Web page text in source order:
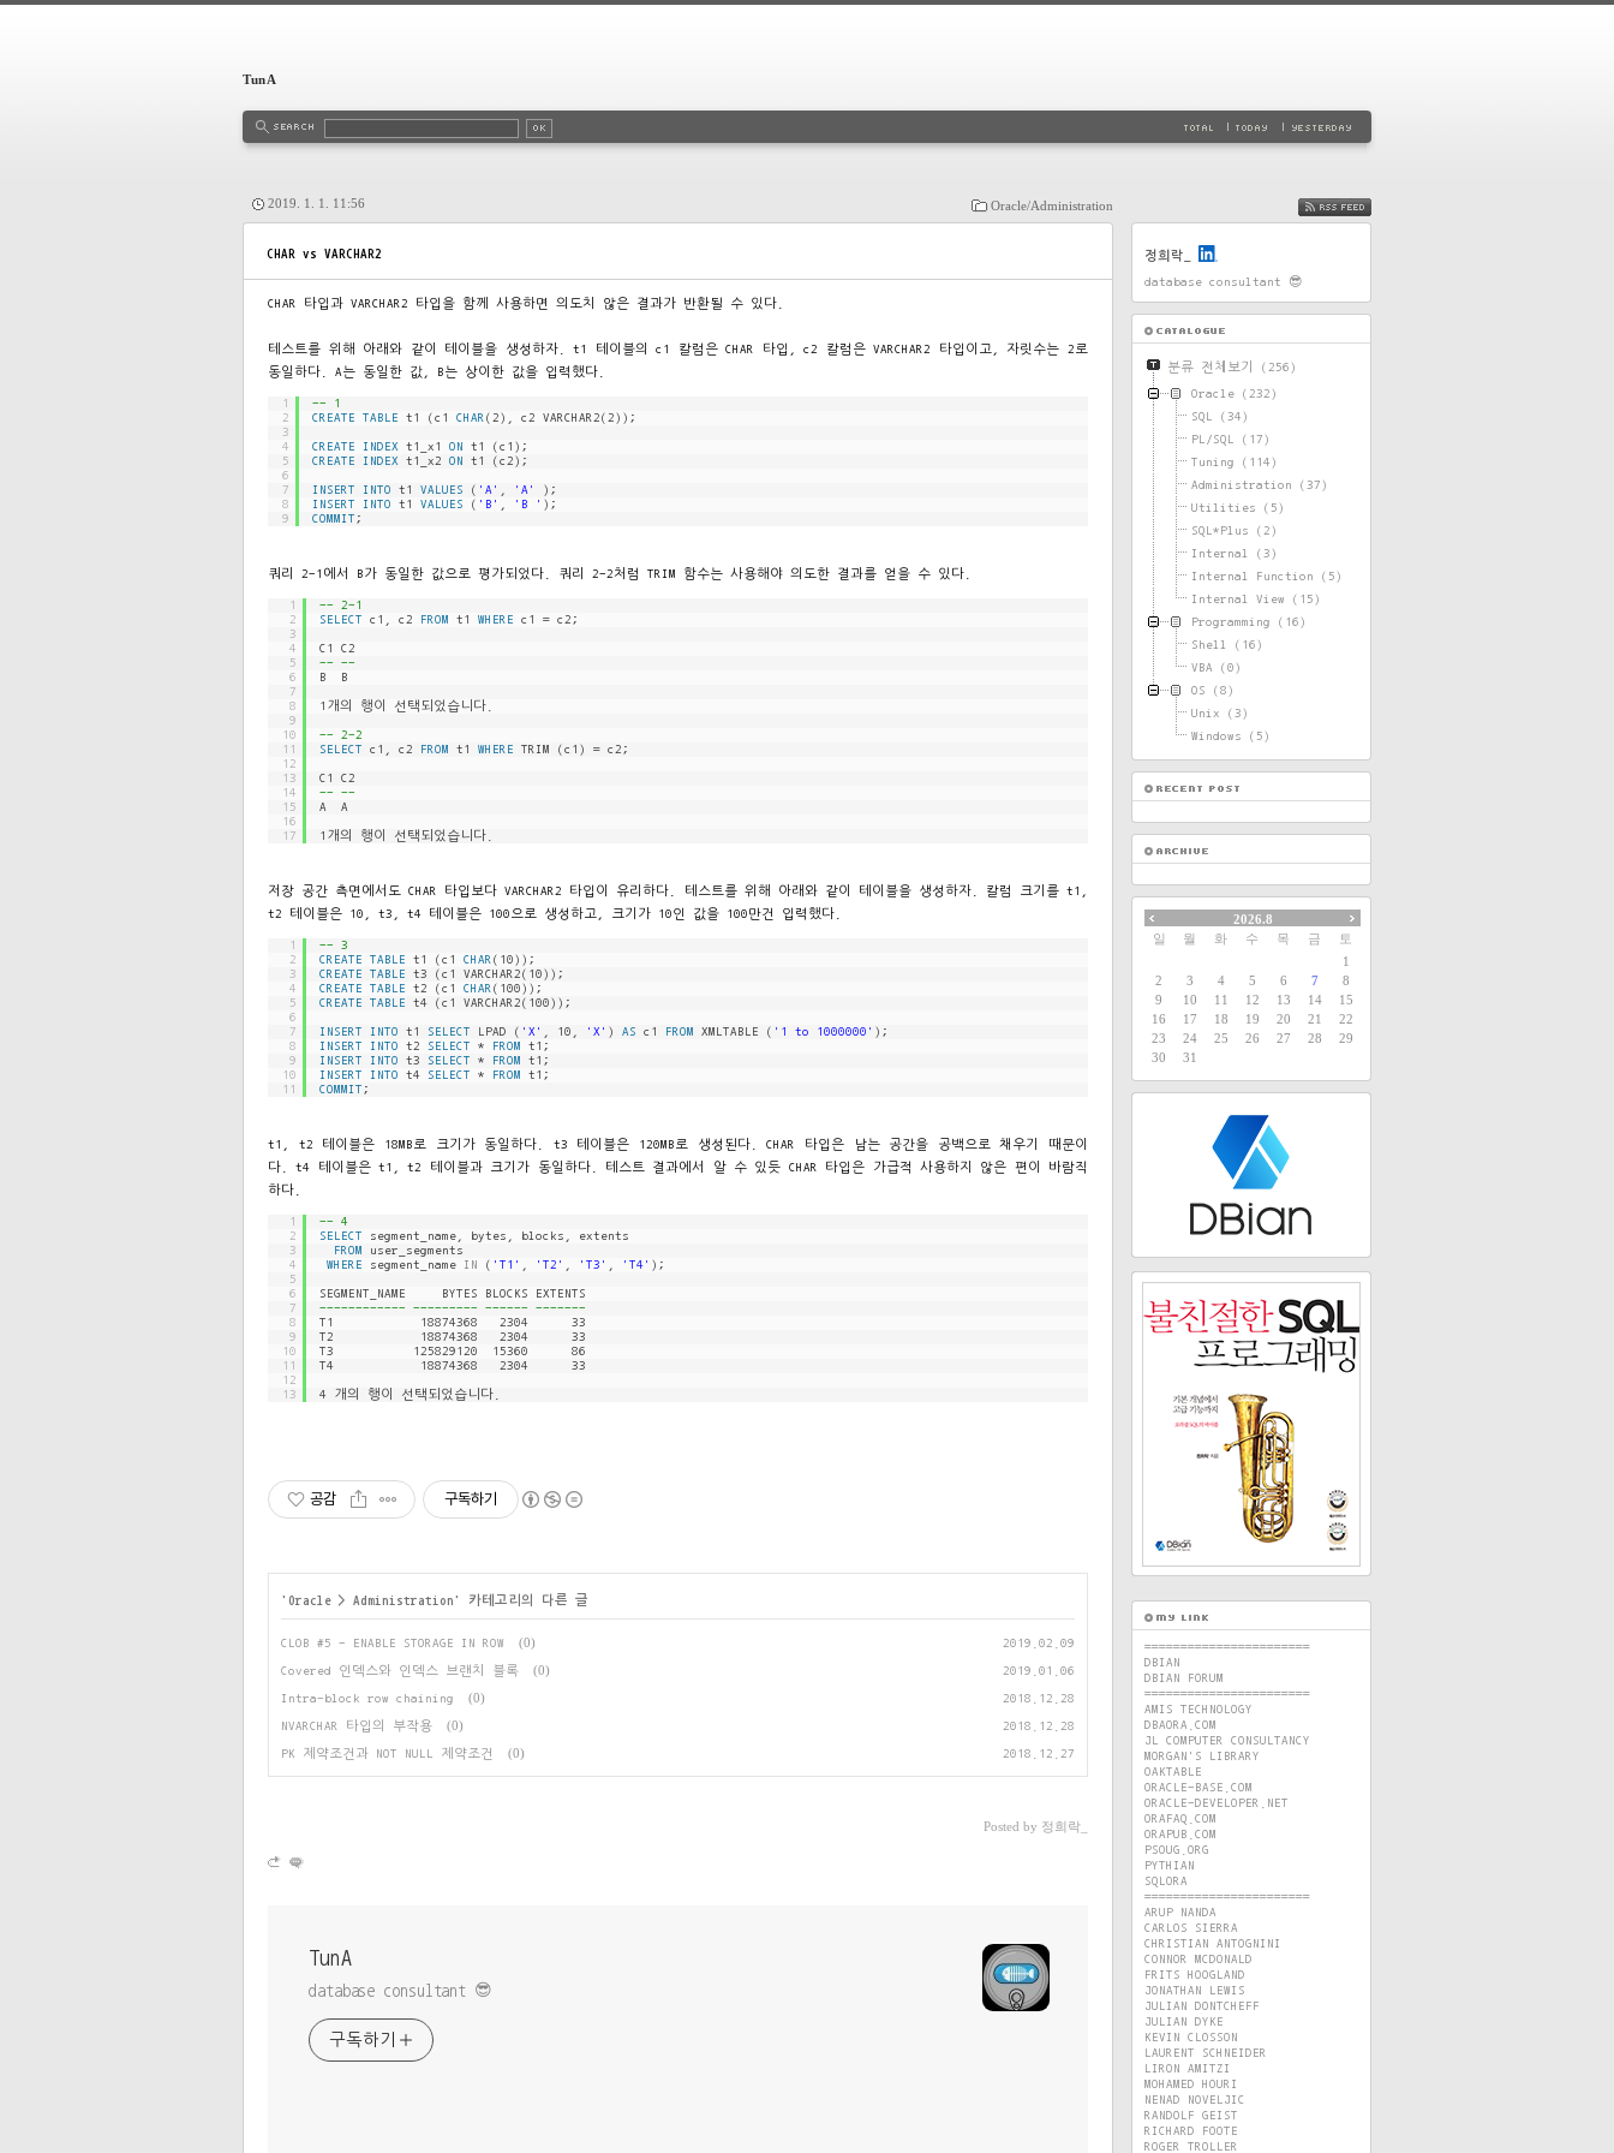
TunA
Oracle/Administration
2019. 1. 1. 11:56
CHAR vs VARCHAR2
CHAR 타입과 VARCHAR2 타입을 함께 사용하면 의도치 않은 결과가 반환될 수 있다.
테스트를 위해 아래와 같이 테이블을 생성하자. t1 테이블의 c1 칼럼은 CHAR 타입, c2 칼럼은 VARCHAR2 타입이고, 자릿수는 2로
동일하다. A는 동일한 값, B는 상이한 값을 입력했다.
1
2
3
4
5
6
7
8
9
-- 1
CREATE
TABLE t1 (c1 CHAR (2), c2 VARCHAR2(2));
CREATE INDEX t1_x1 ON
t1 (c1);
CREATE
INDEX t1_x2 ON t1 (c2);
INSERT INTO t1 VALUES ( 'A' 'A'
);
INSERT
INTO t1 VALUES ( 'B' 'B ' );
COMMIT ;
쿼리 2-1에서 B가 동일한 값으로 평가되었다. 쿼리 2-2처럼 TRIM 함수는 사용해야 의도한 결과를 얻을 수 있다.
1
2
3
4
5
6
7
8
9
10
11
12
13
14
15
16
17
-- 2-1
SELECT
c1, c2 FROM t1 WHERE c1 = c2;
C1 C2
-- --
B  B
1개의 행이 선택되었습니다.
-- 2-2
SELECT
c1, c2 FROM t1 WHERE TRIM (c1) = c2;
C1 C2
-- --
A  A
1개의 행이 선택되었습니다.
저장 공간 측면에서도 CHAR 타입보다 VARCHAR2 타입이 유리하다. 테스트를 위해 아래와 같이 테이블을 생성하자. 칼럼 크기를 t1,
t2 테이블은 10, t3, t4 테이블은 100으로 생성하고, 크기가 10인 값을 100만건 입력했다.
1
2
3
4
5
6
7
8
9
10
11
-- 3
CREATE
TABLE t1 (c1 CHAR (10));
CREATE
TABLE
t3 (c1 VARCHAR2(10));
CREATE
TABLE t2 (c1 CHAR (100));
CREATE
TABLE t4 (c1 VARCHAR2(100));
INSERT INTO t1 SELECT LPAD ( 'X' , 10, 'X' ) AS c1 FROM XMLTABLE ( '1 to 1000000' );
INSERT
INTO t2 SELECT * FROM
t1;
INSERT
INTO t3 SELECT * FROM
t1;
INSERT
INTO t4 SELECT * FROM
t1;
COMMIT ;
t1, t2 테이블은 18MB로 크기가 동일하다. t3 테이블은 120MB로 생성된다. CHAR 타입은 남는 공간을 공백으로 채우기 때문이
다. t4 테이블은 t1, t2 테이블과 크기가 동일하다. 테스트 결과에서 알 수 있듯 CHAR 타입은 가급적 사용하지 않은 편이 바람직
하다.
1
2
3
4
5
6
7
8
9
10
11
12
13
-- 4
SELECT
segment_name, bytes, blocks, extents
FROM
user_segments
WHERE
segment_name IN ( 'T1' 'T2' 'T3' 'T4' );
SEGMENT_NAME     BYTES BLOCKS EXTENTS
------------ --------- ------ -------
T1            18874368   2304      33
T2            18874368   2304      33
T3           125829120  15360      86
T4            18874368   2304      33
4 개의 행이 선택되었습니다.
공감 구독하기
' Oracle > Administration' 카테고리의 다른 글
CLOB #5 - ENABLE STORAGE IN ROW (0) 2019.02.09
Covered 인덱스와 인덱스 브랜치 블록 (0) 2019.01.06
Intra-block row chaining (0) 2018.12.28
NVARCHAR 타입의 부작용 (0) 2018.12.28
PK 제약조건과 NOT NULL 제약조건 (0) 2018.12.27
Posted by 정희락_
TunA
database consultant 😎
구독하기
정희락_
database consultant 😎
분류 전체보기
(256)
Oracle (232)
SQL
(34)
PL/SQL
(17)
Tuning (114)
Administration (37)
Utilities (5)
SQL*Plus (2)
Internal
(3)
Internal Function (5)
Internal View (15)
Programming (16)
Shell
(16)
VBA (0)
OS (8)
Unix (3)
Windows (5)
« »
2026.8
일
월 화 수 목 금
토
1
2
3 4 5 6 7
8
9
10 11 12 13 14
15
16
17 18 19 20 21
22
23
24 25 26 27 28
29
30
31
=======================
DBIAN
DBIAN FORUM
=======================
AMIS TECHNOLOGY
DBAORA.COM
JL COMPUTER CONSULTANCY
MORGAN'S LIBRARY
OAKTABLE
ORACLE-BASE.COM
ORACLE-DEVELOPER.NET
ORAFAQ.COM
ORAPUB.COM
PSOUG.ORG
PYTHIAN
SQLORA
=======================
ARUP NANDA
CARLOS SIERRA
CHRISTIAN ANTOGNINI
CONNOR MCDONALD
FRITS HOOGLAND
JONATHAN LEWIS
JULIAN DONTCHEFF
JULIAN DYKE
KEVIN CLOSSON
LAURENT SCHNEIDER
LIRON AMITZI
MOHAMED HOURI
NENAD NOVELJIC
RANDOLF GEIST
RICHARD FOOTE
ROGER TROLLER